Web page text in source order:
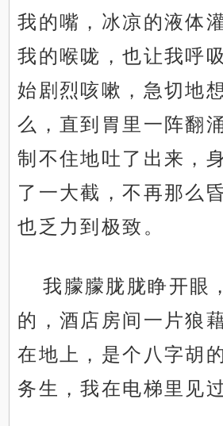
我的嘴，冰凉的液体
我的喉咙，也让我呼
始剧烈咳嗽，急切地
么，直到胃里一阵翻
制不住地吐了出来，
了一大截，不再那么
也乏力到极致。
我朦朦胧胧睁开眼
的，酒店房间一片狼
在地上，是个八字胡
务生，我在电梯里见过